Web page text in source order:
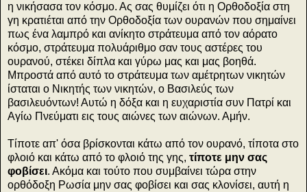
η νικήσασα τον κόσμο. Ας σας θυμίζει ότι η Ορθοδοξία στη
γη κρατιέται από την Ορθοδοξία των ουρανών που σημαίνει
πως ένα λαμπρό και ανίκητο στράτευμα από τον αόρατο
κόσμο, στράτευμα πολυάριθμο σαν τους αστέρες του
ουρανού, στέκει δίπλα και γύρω μας και μας βοηθά.
Μπροστά από αυτό το στράτευμα των αμέτρητων νικητών
ίσταται ο Νικητής των νικητών, ο Βασιλεύς των
βασιλευόντων! Αυτώ η δόξα και η ευχαριστία συν Πατρί και
Αγίω Πνεύματι εις τους αιώνες των αιώνων. Αμήν.
Τίποτε απ' όσα βρίσκονται κάτω από τον ουρανό, τίποτα στο
φλοιό και κάτω από το φλοιό της γης, τίποτε μην σας
φοβίσει. Ακόμα και τούτο που συμβαίνει τώρα στην
ορθόδοξη Ρωσία μην σας φοβίσει και σας κλονίσει, αυτή η